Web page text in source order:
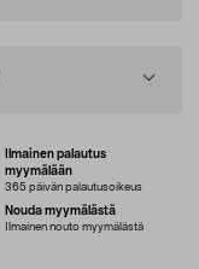
Ilmainen palautus
myymälään
365 päivän palautusoikeus
Nouda myymälästä
Ilmainen nouto myymälästä